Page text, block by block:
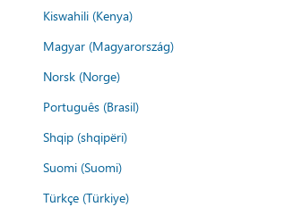
Kiswahili (Kenya)
Magyar (Magyarország)
Norsk (Norge)
Português (Brasil)
Shqip (shqipëri)
Suomi (Suomi)
Türkçe (Türkiye)